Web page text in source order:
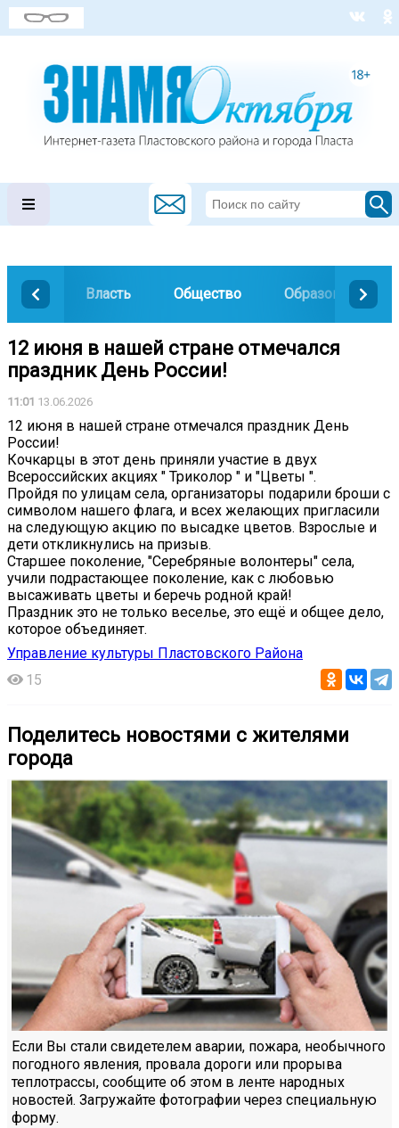
Власть Общество Образование
12 июня в нашей стране отмечался
праздник День России!
11:01 13.06.2026
12 июня в нашей стране отмечался праздник День
России!
Кочкарцы в этот день приняли участие в двух
Всероссийских акциях " Триколор " и "Цветы ".
Пройдя по улицам села, организаторы подарили броши с
символом нашего флага, и всех желающих пригласили
на следующую акцию по высадке цветов. Взрослые и
дети откликнулись на призыв.
Старшее поколение, "Серебряные волонтеры" села,
учили подрастающее поколение, как с любовью
высаживать цветы и беречь родной край!
Праздник это не только веселье, это ещё и общее дело,
которое объединяет.
Управление культуры Пластовского Района
15
Поделитесь новостями с жителями
города
Если Вы стали свидетелем аварии, пожара, необычного
погодного явления, провала дороги или прорыва
теплотрассы, сообщите об этом в ленте народных
новостей. Загружайте фотографии через специальную
форму.